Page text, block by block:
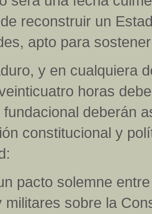
reconstruir un
apto para
y en cualquiera
horas
deberán
constitucional y
pacto solemne
militares sobre la